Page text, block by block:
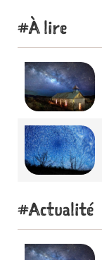
À lire
Actualité